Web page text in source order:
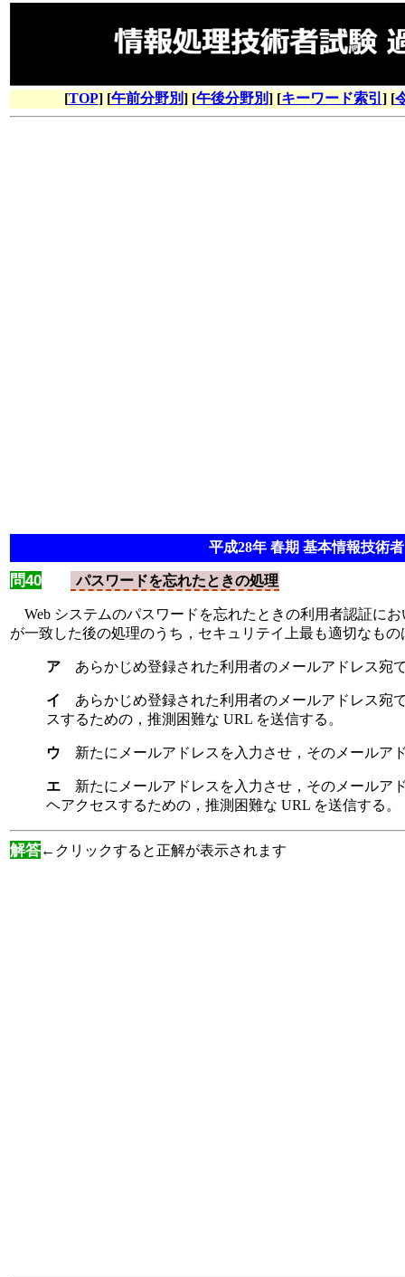
[TOP] [午前分野別] [午後分野別] [キーワード索引 ] [
平成28年 春期 基本情報技術
問40 パスワードを忘れたときの処理
Web システムのパスワードを忘れたときの利用者認証に
が一致した後の処理のうち，セキュリテイ上最も適切なもの
ア あらかじめ登録された利用者のメールアドレス宛
イ あらかじめ登録された利用者のメールアドレス宛
スするための，推測困難な URL を送信する。
ウ 新たにメールアドレスを入力させ，そのメールア
エ 新たにメールアドレスを入力させ，そのメールア
ヘアクセスするための，推測困難な URL を送信する。
解答←クリックすると正解が表示されます